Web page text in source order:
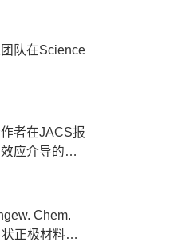
队在Science
者在JACS报
应介导的催
Chem.
正极材料脱